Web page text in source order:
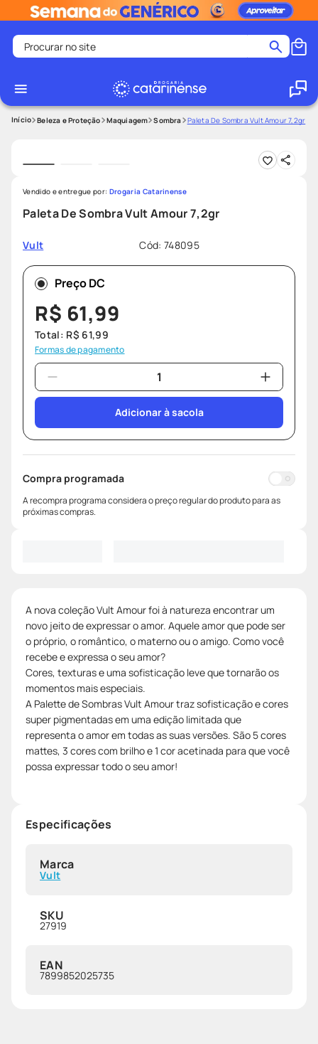
Procurar no site
1
2º
medley
4º
shampoo
5º
tadalafila
6º
ozivy
9
desodorante
fralda pampers
Beleza e Proteção Maquiagem Sombra Paleta De Sombra Vult Amour 7,2gr
Paleta De Sombra Vult Amour 7,2gr
Vult Cód: 748095
Vendido e entregue por: Drogaria Catarinense
Preço DC
R$ 61,99
Total: R$ 61,99
Formas de pagamento
Adicionar à sacola
Compra programada
A recompra programa considera o preço regular do produto para as
próximas compras.
A nova coleção Vult Amour foi à natureza encontrar um
novo jeito de expressar o amor. Aquele amor que pode ser
o próprio, o romântico, o materno ou o amigo. Como você
recebe e expressa o seu amor?
Cores, texturas e uma sofisticação leve que tornarão os
momentos mais especiais.
A Palette de Sombras Vult Amour traz sofisticação e cores
super pigmentadas em uma edição limitada que
representa o amor em todas as suas versões. São 5 cores
mattes, 3 cores com brilho e 1 cor acetinada para que você
possa expressar todo o seu amor!
Especificações
Marca
Vult
SKU
27919
EAN
7899852025735